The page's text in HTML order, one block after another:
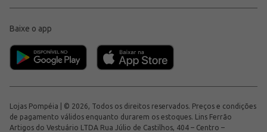
Baixe o app
Lojas Pompéia | © 2026, Todos os direitos reservados. Preços e condições
de pagamento válidos enquanto durarem os estoques. Lins Ferrão
Artigos do Vestuário LTDA Rua Júlio de Castilhos, 404 – Centro –